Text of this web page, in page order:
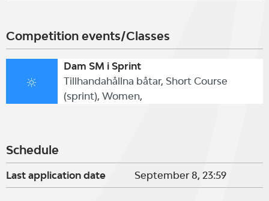
Competition events/Classes
Dam SM i Sprint
Tillhandahållna båtar, Short Course
(sprint), Women,
Schedule
Last application date September 8, 23:59